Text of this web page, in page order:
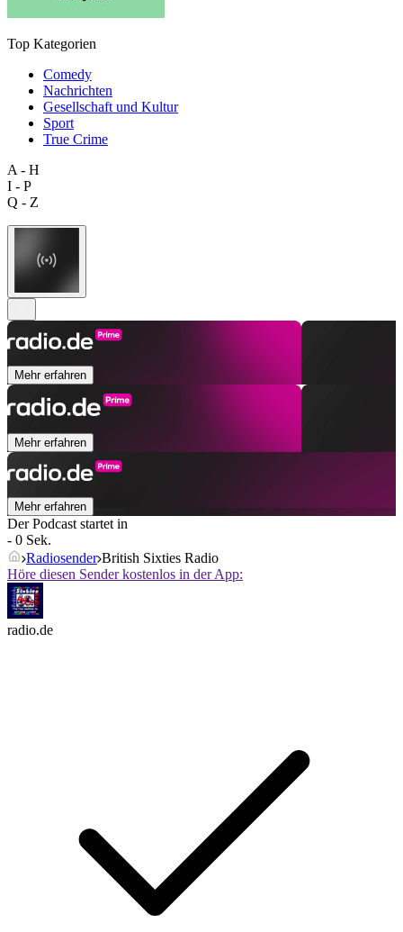
Top Kategorien
Comedy
Nachrichten
Gesellschaft und Kultur
Sport
True Crime
A - H
I - P
Q - Z
Mehr erfahren
Mehr erfahren
Mehr erfahren
Der Podcast startet in
- 0 Sek.
Radiosender British Sixties Radio
Höre diesen Sender kostenlos in der App:
radio.de